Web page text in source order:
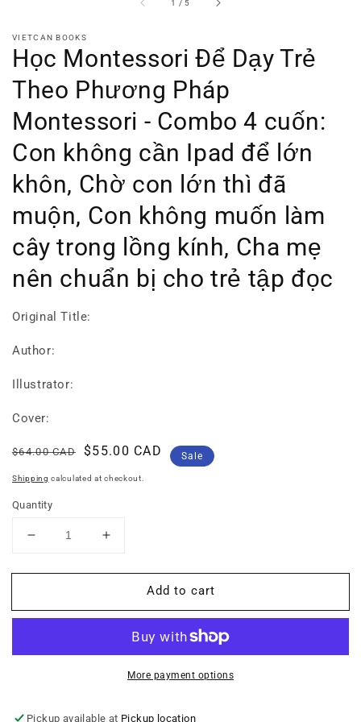
1 / of
5
VIETCAN BOOKS
Học Montessori Để Dạy Trẻ
Theo Phương Pháp
Montessori - Combo 4 cuốn:
Con không cần Ipad để lớn
khôn, Chờ con lớn thì đã
muộn, Con không muốn làm
cây trong lồng kính, Cha mẹ
nên chuẩn bị cho trẻ tập đọc
Original Title:
Author:
Illustrator:
Cover:
Regular
$64.00 CAD
Sale
$55.00 CAD Sale
Shipping calculated at checkout.
Quantity
Decrease
for
Montessori
Trẻ
Pháp
Increase
for
Montessori
Trẻ
Theo
Pháp
Add to cart
More payment options
Pickup available at Pickup location